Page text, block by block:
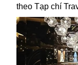
theo Tạp chí